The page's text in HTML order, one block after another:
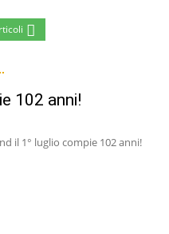
102 anni!
il 1° luglio compie 102 anni!